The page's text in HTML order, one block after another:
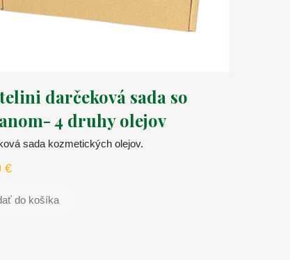
darčeková sada so
4 druhy olejov
sada kozmetických olejov.
€
do košíka